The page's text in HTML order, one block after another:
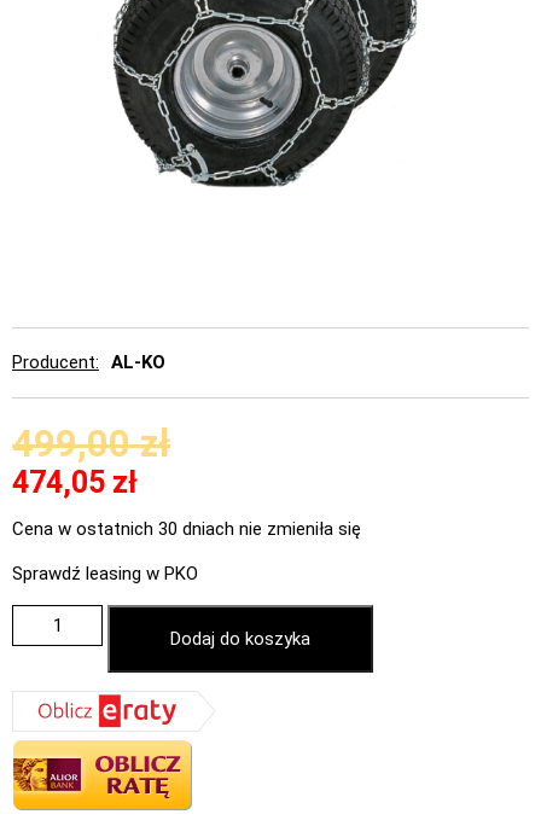
Producent AL-KO
499,00zł
474,05 zł
Cena w ostatnich 30 dniach nie zmieniła się
Sprawdź leasing w PKO
Dodaj do koszyka